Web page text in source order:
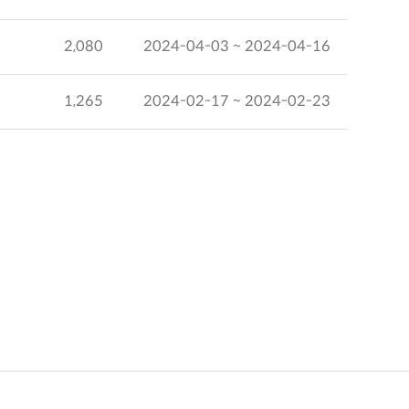
2,080 2024-04-03 ~ 2024-04-16
1,265 2024-02-17 ~ 2024-02-23